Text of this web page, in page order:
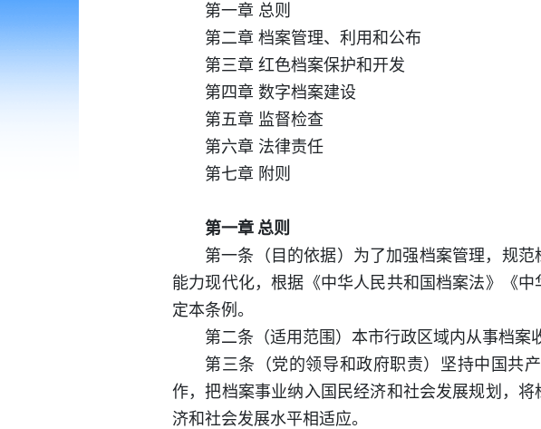
第一章 总则
第二章 档案管理、利用和公布
第三章 红色档案保护和开发
第四章 数字档案建设
第五章 监督检查
第六章 法律责任
第七章 附则
第一章 总则
第一条（目的依据）为了加强档案管理，规
能力现代化，根据《中华人民共和国档案法》《
定本条例。
第二条（适用范围）本市行政区域内从事档案
第三条（党的领导和政府职责）坚持中国共
作，把档案事业纳入国民经济和社会发展规划，
济和社会发展水平相适应。